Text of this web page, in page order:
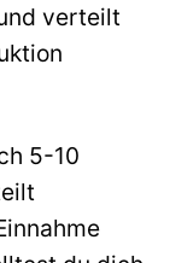
verteilt
5-10